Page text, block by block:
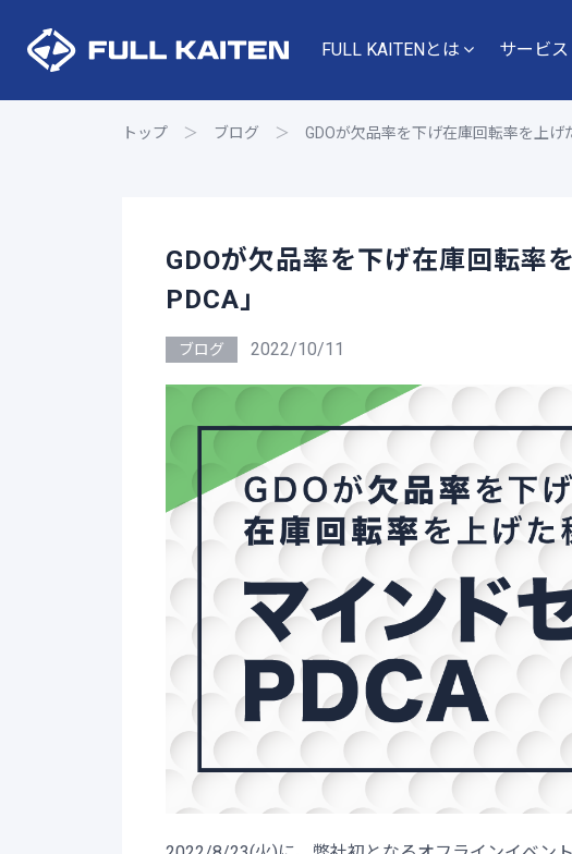
FULL KAITENとは サービス
トップ ＞ ブログ ＞ GDOが欠品率を下げ在庫回転率を上げ
GDOが欠品率を下げ在庫回転率
PDCA」
ブログ 2022/10/11